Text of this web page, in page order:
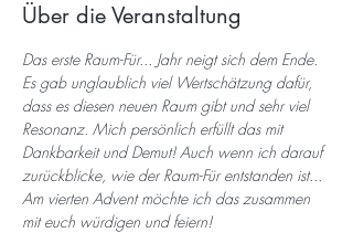
Über die Veranstaltung
Das erste Raum-Für... Jahr neigt sich dem Ende.
Es gab unglaublich viel Wertschätzung dafür,
dass es diesen neuen Raum gibt und sehr viel
Resonanz. Mich persönlich erfüllt das mit
Dankbarkeit und Demut! Auch wenn ich darauf
zurückblicke, wie der Raum-Für entstanden ist...
Am vierten Advent möchte ich das zusammen
mit euch würdigen und feiern!